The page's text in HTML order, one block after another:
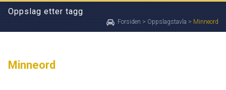
Oppslag etter tagg
Forsiden > Oppslagstavla > Minneord
Minneord